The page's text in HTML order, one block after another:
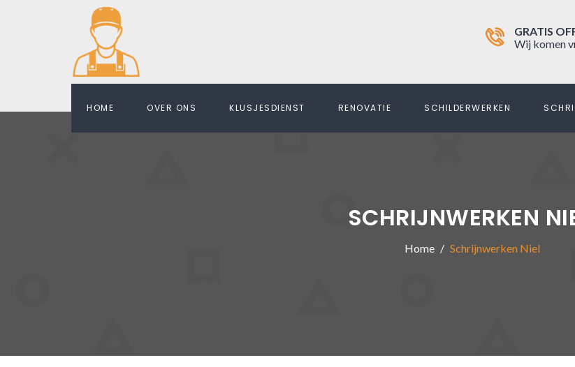
GRATIS
Wij komen
HOME OVER ONS KLUSJESDIENST RENOVATIE SCHILDERWERKEN
SCHRIJNWERKEN
Home Schrijnwerken Niel